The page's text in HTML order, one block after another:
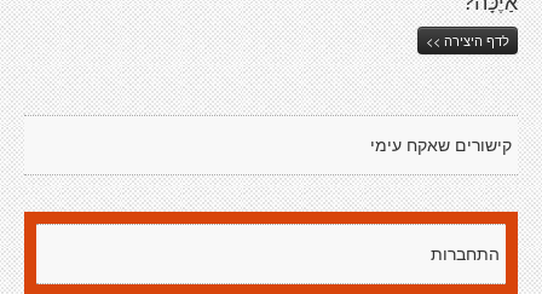
לדף היצירה >>
קישורים שאקח עימי
התחברות